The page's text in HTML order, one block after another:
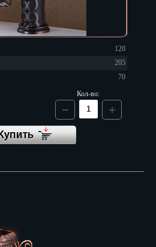
120
205
70
Кол-во: